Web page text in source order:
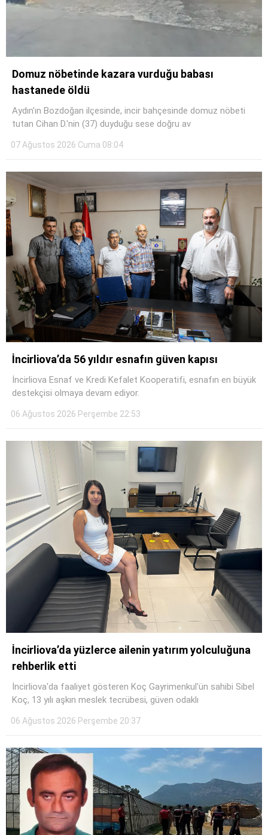
Domuz nöbetinde kazara vurduğu babası
hastanede öldü
Aydın'ın Bozdoğan ilçesinde, incir bahçesinde domuz nöbeti
tutan Cihan D.'nin (37) duyduğu sese doğru av
07 Ağustos 2026 Cuma 08:04
İncirliova’da 56 yıldır esnafın güven kapısı
İncirliova Esnaf ve Kredi Kefalet Kooperatifi, esnafın en büyük
destekçisi olmaya devam ediyor.
06 Ağustos 2026 Perşembe 22:53
İncirliova’da yüzlerce ailenin yatırım yolculuğuna
rehberlik etti
İncirliova'da faaliyet gösteren Koç Gayrimenkul'ün sahibi Sibel
Koç, 13 yılı aşkın meslek tecrübesi, güven odaklı
06 Ağustos 2026 Perşembe 20:37